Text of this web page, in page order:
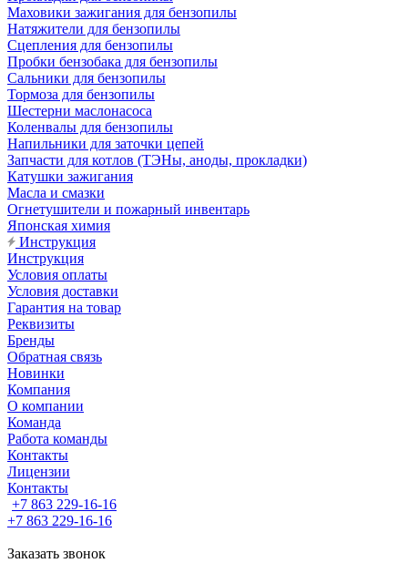
Маховики зажигания для бензопилы
Натяжители для бензопилы
Сцепления для бензопилы
Пробки бензобака для бензопилы
Сальники для бензопилы
Тормоза для бензопилы
Шестерни маслонасоса
Коленвалы для бензопилы
Напильники для заточки цепей
Запчасти для котлов (ТЭНы, аноды, прокладки)
Катушки зажигания
Масла и смазки
Огнетушители и пожарный инвентарь
Японская химия
Инструкция
Инструкция
Условия оплаты
Условия доставки
Гарантия на товар
Реквизиты
Бренды
Обратная связь
Новинки
Компания
О компании
Команда
Работа команды
Контакты
Лицензии
Контакты
+7 863 229-16-16
+7 863 229-16-16
Заказать звонок